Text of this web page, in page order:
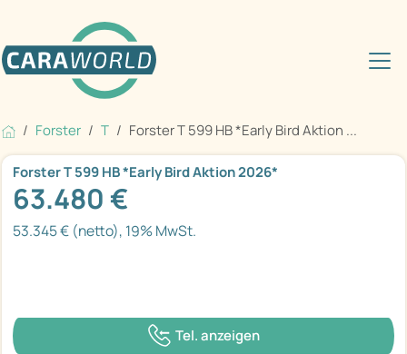
Forster T Forster T 599 HB *Early Bird Aktion ...
Forster T 599 HB *Early Bird Aktion 2026*
63.480 €
53.345 € (netto), 19% MwSt.
Tel. anzeigen